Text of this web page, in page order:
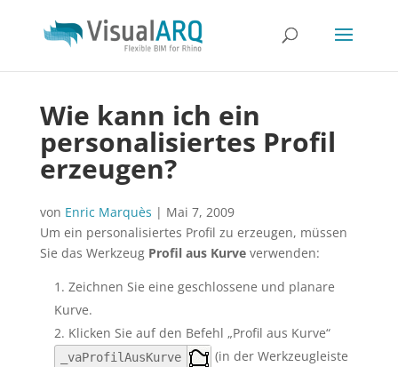
Wie kann ich ein
personalisiertes Profil
erzeugen?
von Enric Marquès | Mai 7, 2009
Um ein personalisiertes Profil zu erzeugen, müssen
Sie das Werkzeug Profil aus Kurveverwenden:
Zeichnen Sie eine geschlossene und planare
Kurve.
Klicken Sie auf den Befehl „Profil aus Kurve“
_vaProfilAusKurve
(in der Werkzeugleiste